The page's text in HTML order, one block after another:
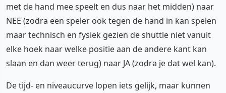
met de hand mee speelt en dus naar het midden) naar
NEE (zodra een speler ook tegen de hand in kan spelen
maar technisch en fysiek gezien de shuttle niet vanuit
elke hoek naar welke positie aan de andere kant kan
slaan en dan weer terug) naar JA (zodra je dat wel kan).
De tijd- en niveaucurve lopen iets gelijk, maar kunnen